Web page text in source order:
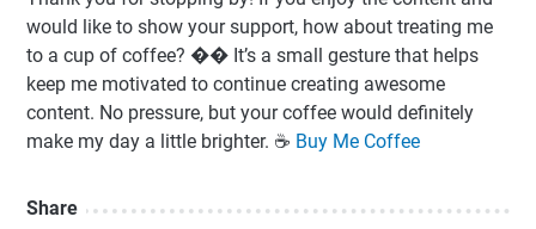
would like to show your support, how about treating me
to a cup of coffee? �� It’s a small gesture that helps
keep me motivated to continue creating awesome
content. No pressure, but your coffee would definitely
make my day a little brighter. ☕️ Buy Me Coffee
Share